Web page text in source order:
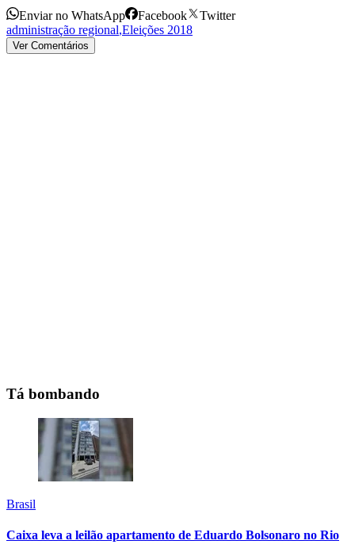
Enviar no WhatsApp Facebook
Twitter
administração regional,Eleições 2018
Ver Comentários
Tá bombando
Brasil
Caixa leva a leilão apartamento de Eduardo Bolsonaro no Rio